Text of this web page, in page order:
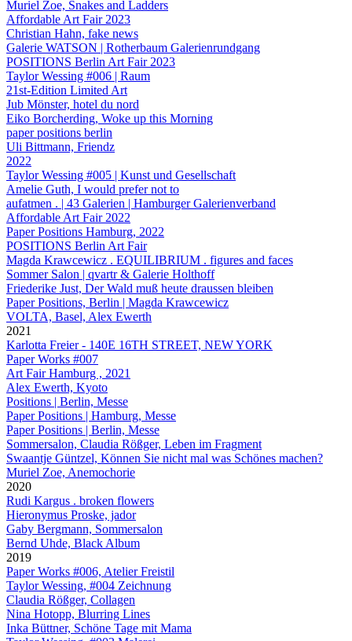
Muriel Zoe, Snakes and Ladders
Affordable Art Fair 2023
Christian Hahn, fake news
Galerie WATSON | Rotherbaum Galerienrundgang
POSITIONS Berlin Art Fair 2023
Taylor Wessing #006 | Raum
21st-Edition Limited Art
Jub Mönster, hotel du nord
Eiko Borcherding, Woke up this Morning
paper positions berlin
Uli Bittmann, Friendz
2022
Taylor Wessing #005 | Kunst und Gesellschaft
Amelie Guth, I would prefer not to
aufatmen . | 43 Galerien | Hamburger Galerienverband
Affordable Art Fair 2022
Paper Positions Hamburg, 2022
POSITIONS Berlin Art Fair
Magda Krawcewicz . EQUILIBRIUM . figures and faces
Sommer Salon | qvartr & Galerie Holthoff
Friederike Just, Der Wald muß heute draussen bleiben
Paper Positions, Berlin | Magda Krawcewicz
VOLTA, Basel, Alex Ewerth
2021
Karlotta Freier - 140E 16TH STREET, NEW YORK
Paper Works #007
Art Fair Hamburg , 2021
Alex Ewerth, Kyoto
Positions | Berlin, Messe
Paper Positions | Hamburg, Messe
Paper Positions | Berlin, Messe
Sommersalon, Claudia Rößger, Leben im Fragment
Swaantje Güntzel, Können Sie nicht mal was Schönes machen?
Muriel Zoe, Anemochorie
2020
Rudi Kargus . broken flowers
Hieronymus Proske, jador
Gaby Bergmann, Sommersalon
Bernd Uhde, Black Album
2019
Paper Works #006, Atelier Freistil
Taylor Wessing, #004 Zeichnung
Claudia Rößger, Collagen
Nina Hotopp, Blurring Lines
Inka Büttner, Schöne Tage mit Mama